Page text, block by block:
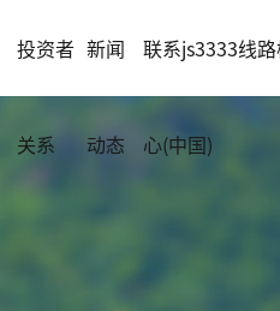
投资者
关系
新闻
动态
联系js3333线
心(中国)